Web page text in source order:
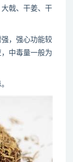
戟、干姜、干
，强心功能较
中毒量一般为